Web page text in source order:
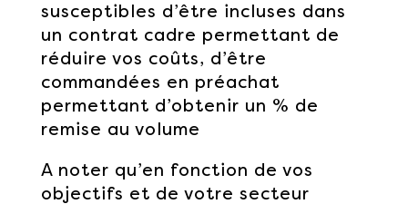
susceptibles d’être incluses dans
un contrat cadre permettant de
réduire vos coûts, d’être
commandées en préachat
permettant d’obtenir un % de
remise au volume
A noter qu’en fonction de vos
objectifs et de votre secteur